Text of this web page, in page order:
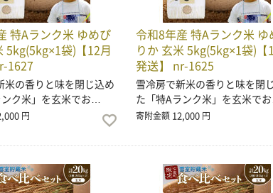
特Aランク米 ゆめぴ
5kg(5kg×1袋)【12月
1627
米の香りと味を閉じ込め
ク米」を玄米でお…
円
令和8年産 特Aランク米 ゆ
りか 玄米 5kg(5kg×1袋)【
発送】 nr-1625
雪冷房で新米の香りと味を閉
た「特Aランク米」を玄米で
寄附金額 12,000 円